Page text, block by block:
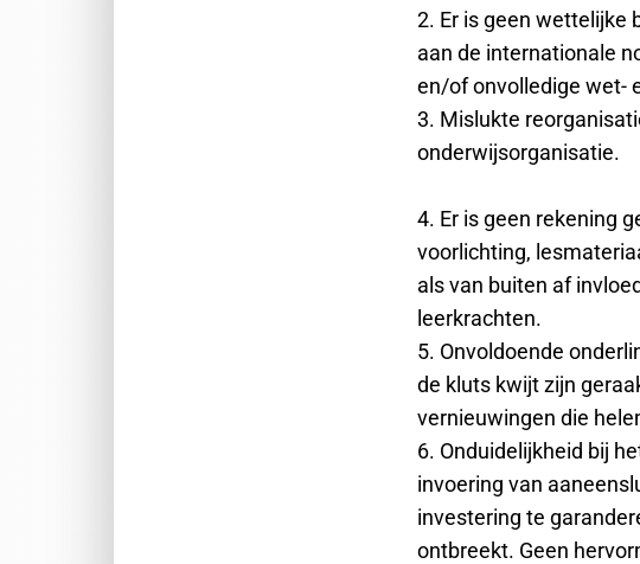
2. Er is geen wettelijke
aan de internationale
en/of onvolledige wet-
3. Mislukte
onderwijsorganisatie.
4. Er is geen rekening
voorlichting,
als van buiten af
leerkrachten.
5. Onvoldoende
de kluts kwijt zijn
vernieuwingen die
6. Onduidelijkheid bij
invoering van
investering te
ontbreekt. Geen